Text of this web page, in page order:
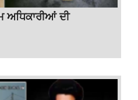
ਅਧਿਕਾਰੀਆਂ ਦੀ